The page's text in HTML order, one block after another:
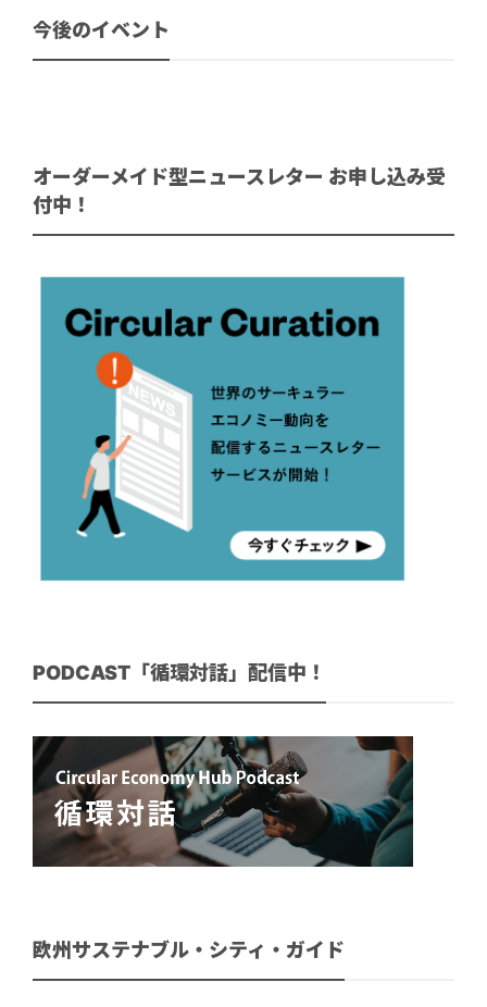
今後のイベント
オーダーメイド型ニュースレター お申し込み受
付中！
PODCAST「循環対話」配信中！
欧州サステナブル・シティ・ガイド